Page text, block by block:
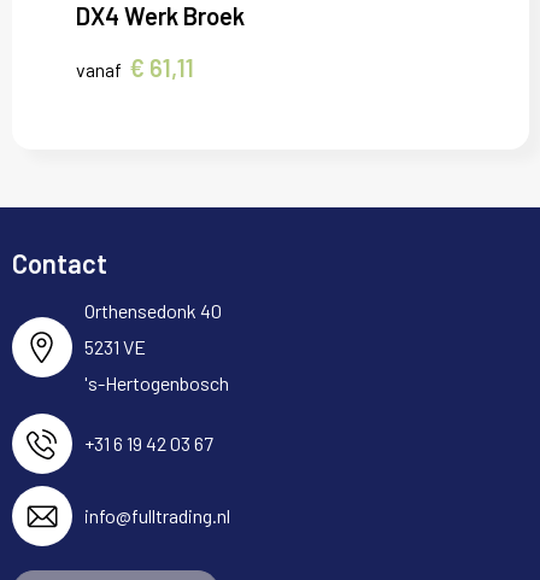
DX4 Werk Broek
vanaf € 61,11
Contact
Orthensedonk 40
5231 VE
's-Hertogenbosch
+31 6 19 42 03 67
info@fulltrading.nl